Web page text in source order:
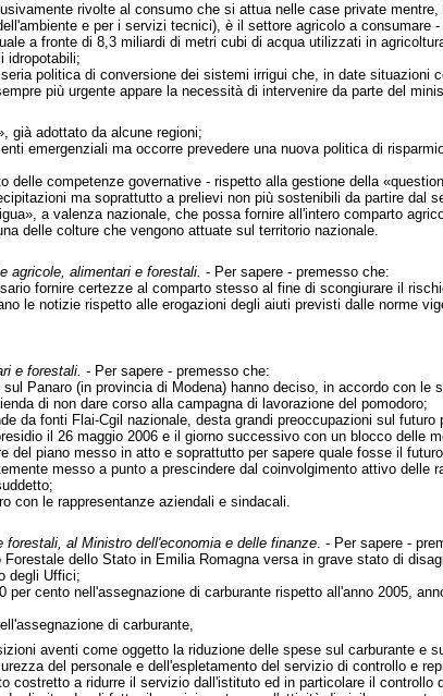
rivolte al consumo che si attua nelle case private
e per i servizi tecnici), è il settore agricolo a consumare
a fronte di 8,3 miliardi di metri cubi di acqua utilizzati in
idropotabili;
politica di conversione dei sistemi irrigui che, in date situazioni
più urgente appare la necessità di intervenire da parte del
già adottato da alcune regioni;
emergenziali ma occorre prevedere una nuova politica di
delle competenze governative - rispetto alla gestione della
ma soprattutto a prelievi non più sostenibili da partire dal
a valenza nazionale, che possa fornire all'intero comparto
delle colture che vengono attuate sul territorio nazionale.
agricole, alimentari e forestali. - Per sapere - premesso che:
fornire certezze al comparto stesso al fine di scongiurare il
le notizie rispetto alle erogazioni degli aiuti previsti dalle norme
e forestali. -Per sapere - premesso che:
Panaro (in provincia di Modena) hanno deciso, in accordo con le
di non dare corso alla campagna di lavorazione del pomodoro;
da fonti Flai-Cgil nazionale, desta grandi preoccupazioni sul futuro
il 26 maggio 2006 e il giorno successivo con un blocco delle
del piano messo in atto e soprattutto per sapere quale fosse il
messo a punto a prescindere dal coinvolgimento attivo delle
con le rappresentanze aziendali e sindacali.
al Ministro dell'economia e delle finanze. - Per sapere -
dello Stato in Emilia Romagna versa in grave stato di
degli Uffici;
per cento nell'assegnazione di carburante rispetto all'anno 2005,
di carburante,
aventi come oggetto la riduzione delle spese sul carburante e
del personale e dell'espletamento del servizio di controllo e
costretto a ridurre il servizio dall'istituto ed in particolare il controllo